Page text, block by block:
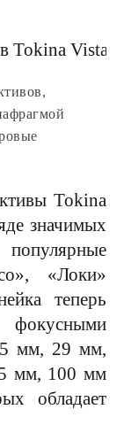
Tokina
значимых
«Локи»
теперь
мм, 29 мм,
мм, 100 мм
обладает